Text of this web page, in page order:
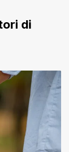
di